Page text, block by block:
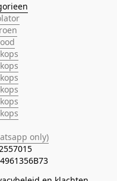
only)